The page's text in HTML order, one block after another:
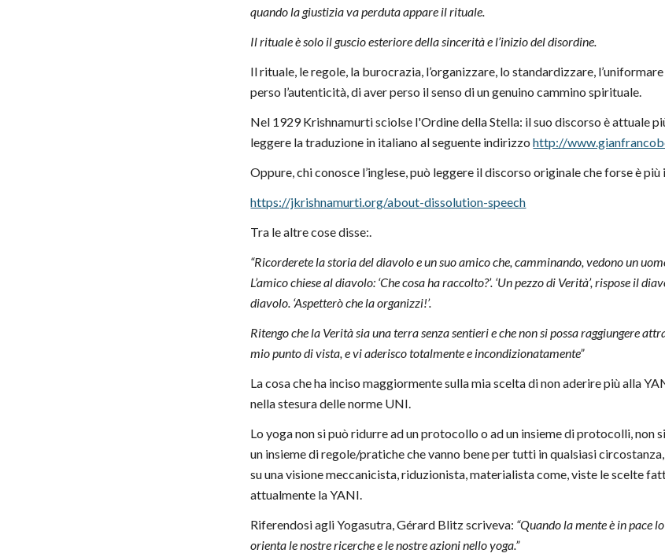
quando la giustizia va perduta appare il rituale.
Il rituale è solo il guscio esteriore della sincerità e l’inizio del disordine.
Il rituale, le regole, la burocrazia, l’organizzare, lo standardizzare,
perso l’autenticità, di aver perso il senso di un genuino cammino spirituale.
Nel 1929 Krishnamurti sciolse l'Ordine della Stella: il suo discorso è attuale
leggere la traduzione in italiano al seguente indirizzo http://
Oppure, chi conosce l’inglese, può leggere il discorso originale che forse è
https://jkrishnamurti.org/about-dissolution-speech
Tra le altre cose disse:.
“Ricorderete la storia del diavolo e un suo amico che, camminando, vedono un
L’amico chiese al diavolo: ‘Che cosa ha raccolto?’. ‘Un pezzo di Verità’, rispose il
diavolo. ‘Aspetterò che la organizzi!’.
Ritengo che la Verità sia una terra senza sentieri e che non si possa raggiungere
mio punto di vista, e vi aderisco totalmente e incondizionatamente”
La cosa che ha inciso maggiormente sulla mia scelta di non aderire più alla
nella stesura delle norme UNI.
Lo yoga non si può ridurre ad un protocollo o ad un insieme di protocolli,
un insieme di regole/pratiche che vanno bene per tutti in qualsiasi
su una visione meccanicista, riduzionista, materialista come, viste le scelte
attualmente la YANI.
Riferendosi agli Yogasutra, Gérard Blitz scriveva: “Quando la mente è in pace
orienta le nostre ricerche e le nostre azioni nello yoga.”